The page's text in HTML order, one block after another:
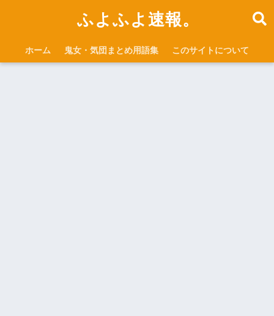
ふよふよ速報。
ホーム 鬼女・気団まとめ用語集 このサイトについて